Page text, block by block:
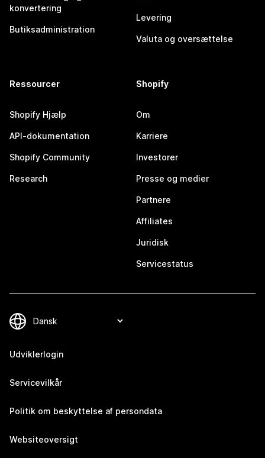
konvertering
Butiksadministration
Levering
Valuta og oversættelse
Ressourcer
Shopify Hjælp
API-dokumentation
Shopify Community
Research
Shopify
Om
Karriere
Investorer
Presse og medier
Partnere
Affiliates
Juridisk
Servicestatus
Udviklerlogin
Servicevilkår
Politik om beskyttelse af persondata
Websiteoversigt